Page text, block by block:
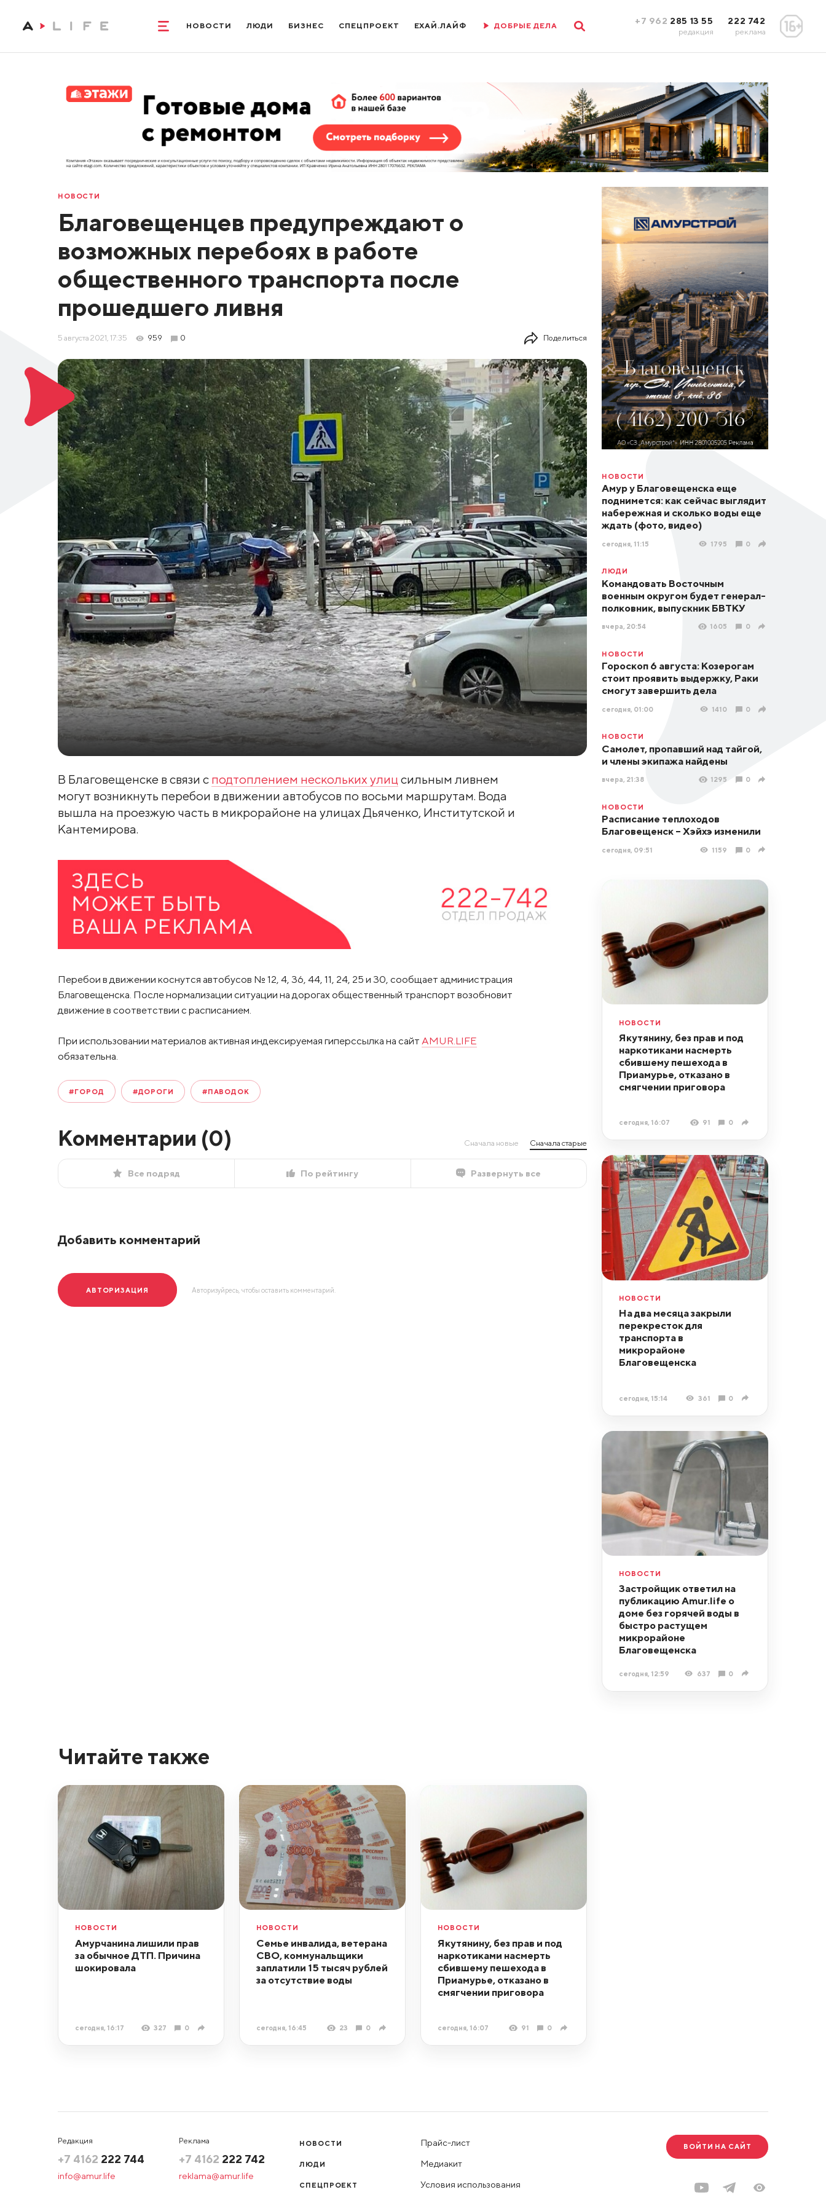
НОВОСТИ ЛЮДИ БИЗНЕС СПЕЦПРОЕКТ ЕХАЙ.ЛАЙФ ДОБРЫЕ ДЕЛА +7 962 285 13 55
редакция
222 742
реклама
НОВОСТИ
Благовещенцев предупреждают о
возможных перебоях в работе
общественного транспорта после
прошедшего ливня
5 августа 2021, 17:35 959 0 Поделиться
В Благовещенске в связи с подтоплением нескольких улиц сильным ливнем
могут возникнуть перебои в движении автобусов по восьми маршрутам. Вода
вышла на проезжую часть в микрорайоне на улицах Дьяченко, Институтской и
Кантемирова.
Перебои в движении коснутся автобусов № 12, 4, 36, 44, 11, 24, 25 и 30, сообщает администрация
Благовещенска. После нормализации ситуации на дорогах общественный транспорт возобновит
движение в соответствии с расписанием.
При использовании материалов активная индексируемая гиперссылка на сайт AMUR.LIFE
обязательна.
#ГОРОД #ДОРОГИ #ПАВОДОК
Комментарии (0) Сначала новые Сначала старые
Все подряд По рейтингу Развернуть все
Добавить комментарий
АВТОРИЗАЦИЯ Авторизуйресь, чтобы оставить комментарий.
НОВОСТИ
Амур у Благовещенска еще
поднимется: как сейчас выглядит
набережная и сколько воды еще
ждать (фото, видео)
сегодня, 11:15 1795 0
ЛЮДИ
Командовать Восточным
военным округом будет генерал-
полковник, выпускник БВТКУ
вчера, 20:54 1605 0
НОВОСТИ
Гороскоп 6 августа: Козерогам
стоит проявить выдержку, Раки
смогут завершить дела
сегодня, 01:00 1410 0
НОВОСТИ
Самолет, пропавший над тайгой,
и члены экипажа найдены
вчера, 21:38 1295 0
НОВОСТИ
Расписание теплоходов
Благовещенск – Хэйхэ изменили
сегодня, 09:51 1159 0
НОВОСТИ
Якутянину, без прав и под
наркотиками насмерть
сбившему пешехода в
Приамурье, отказано в
смягчении приговора
сегодня, 16:07 91 0
НОВОСТИ
На два месяца закрыли
перекресток для
транспорта в
микрорайоне
Благовещенска
сегодня, 15:14 361 0
НОВОСТИ
Застройщик ответил на
публикацию Amur.life о
доме без горячей воды в
быстро растущем
микрорайоне
Благовещенска
сегодня, 12:59 637 0
Читайте также
НОВОСТИ
Амурчанина лишили прав
за обычное ДТП. Причина
шокировала
сегодня, 16:17 327 0
НОВОСТИ
Семье инвалида, ветерана
СВО, коммунальщики
заплатили 15 тысяч рублей
за отсутствие воды
сегодня, 16:45 23 0
НОВОСТИ
Якутянину, без прав и под
наркотиками насмерть
сбившему пешехода в
Приамурье, отказано в
смягчении приговора
сегодня, 16:07 91 0
Редакция
+7 4162 222 744
info@amur.life
Реклама
+7 4162 222 742
reklama@amur.life
НОВОСТИ
ЛЮДИ
СПЕЦПРОЕКТ
Прайс-лист
Медиакит
Условия использования
ВОЙТИ НА САЙТ